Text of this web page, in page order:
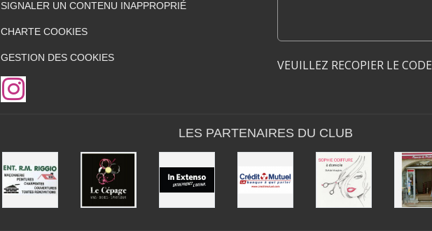
SIGNALER UN CONTENU INAPPROPRIÉ
CHARTE COOKIES
GESTION DES COOKIES VEUILLEZ RECOPIER LE CODE
LES PARTENAIRES DU CLUB